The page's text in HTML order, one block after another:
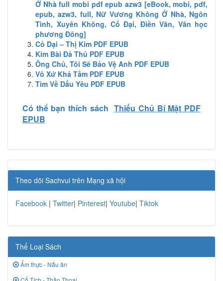
Ở Nhà full mobi pdf epub azw3 [eBook, mobi, pdf,
epub, azw3, full, Nữ Vương Không Ở Nhà, Ngôn
Tình, Xuyên Không, Cổ Đại, Điền Văn, Văn học
phương Đông]
Cỏ Dại – Thị Kim PDF EPUB
Kim Bài Đả Thủ PDF EPUB
Ông Chủ, Tôi Sẽ Bảo Vệ Anh PDF EPUB
Vô Xứ Khả Tầm PDF EPUB
Tìm Về Dấu Yêu PDF EPUB
Có thể bạn thích sách Thiếu Chủ Bí Mật PDF
EPUB
Theo dõi Sachvui trên Mạng xã hội
Facebook | Twitter| Pinterest| Youtube| Tiktok
Thể Loại Sách
Ẩm thực - Nấu ăn